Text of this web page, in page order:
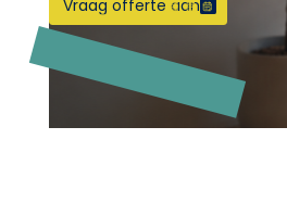
Vraag offerte aan